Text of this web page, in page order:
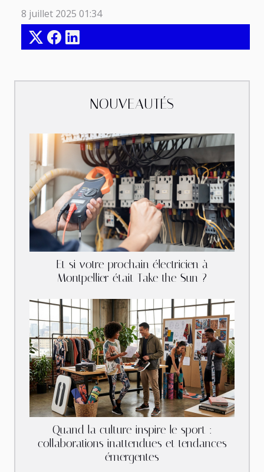
NOUVEAUTÉS
Et si votre prochain électricien à
Montpellier était Take the Sun ?
Quand la culture inspire le sport :
collaborations inattendues et tendances
émergentes
8 juillet 2025 01:34